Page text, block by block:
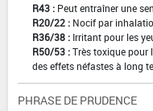
R43 : Peut entraîner une
R20/22 : Nocif par
R36/38 : Irritant pour les
R50/53 :Très toxique pour
des effets néfastes à long
PHRASE DE PRUDENCE